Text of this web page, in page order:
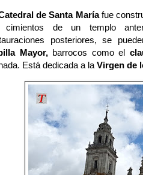
de Santa Maríafue
cimientos de un templo
posteriores, se
Mayor, barrocos como el
Está dedicada a la Virgen de